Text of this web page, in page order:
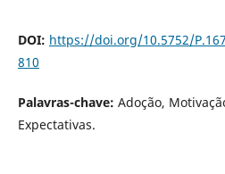
DOI: https://doi.org/10.5752/
810
Palavras-chave: Adoção,
Expectativas.